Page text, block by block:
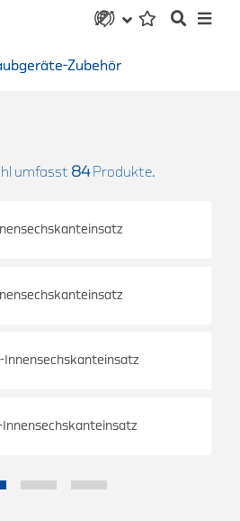
Zubehör
umfasst 84Produkte.
Innensechskanteinsatz
Innensechskanteinsatz